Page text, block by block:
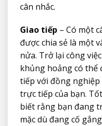
cân nhắc.
Giao tiếp – Có một
được chia sẻ là một
nửa. Trở lại công
khủng hoảng có thể
tiếp với đồng
trực tiếp của bạn.
biết rằng bạn đang
mặc dù đang cố